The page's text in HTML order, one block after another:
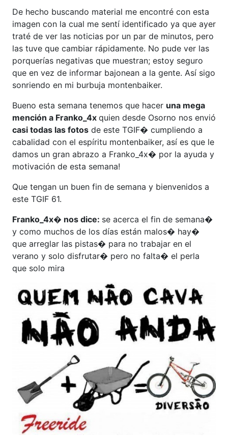
De hecho buscando material me encontré con esta
imagen con la cual me sentí identificado ya que ayer
traté de ver las noticias por un par de minutos, pero
las tuve que cambiar rápidamente. No pude ver las
porquerías negativas que muestran; estoy seguro
que en vez de informar bajonean a la gente. Así sigo
sonriendo en mi burbuja montenbaiker.
Bueno esta semana tenemos que hacer una mega
mención a Franko_4x quien desde Osorno nos envió
casi todas las fotos de este TGIF� cumpliendo a
cabalidad con el espíritu montenbaiker, así es que le
damos un gran abrazo a Franko_4x� por la ayuda y
motivación de esta semana!
Que tengan un buen fin de semana y bienvenidos a
este TGIF 61.
Franko_4x� nos dice: se acerca el fin de semana�
y como muchos de los días están malos� hay�
que arreglar las pistas� para no trabajar en el
verano y solo disfrutar� pero no falta� el perla
que solo mira